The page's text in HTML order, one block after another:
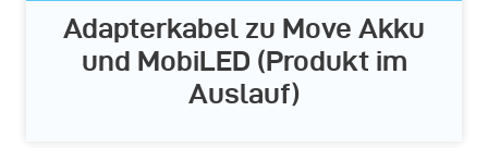
Adapterkabel zu Move Akku
und MobiLED (Produkt im
Auslauf)